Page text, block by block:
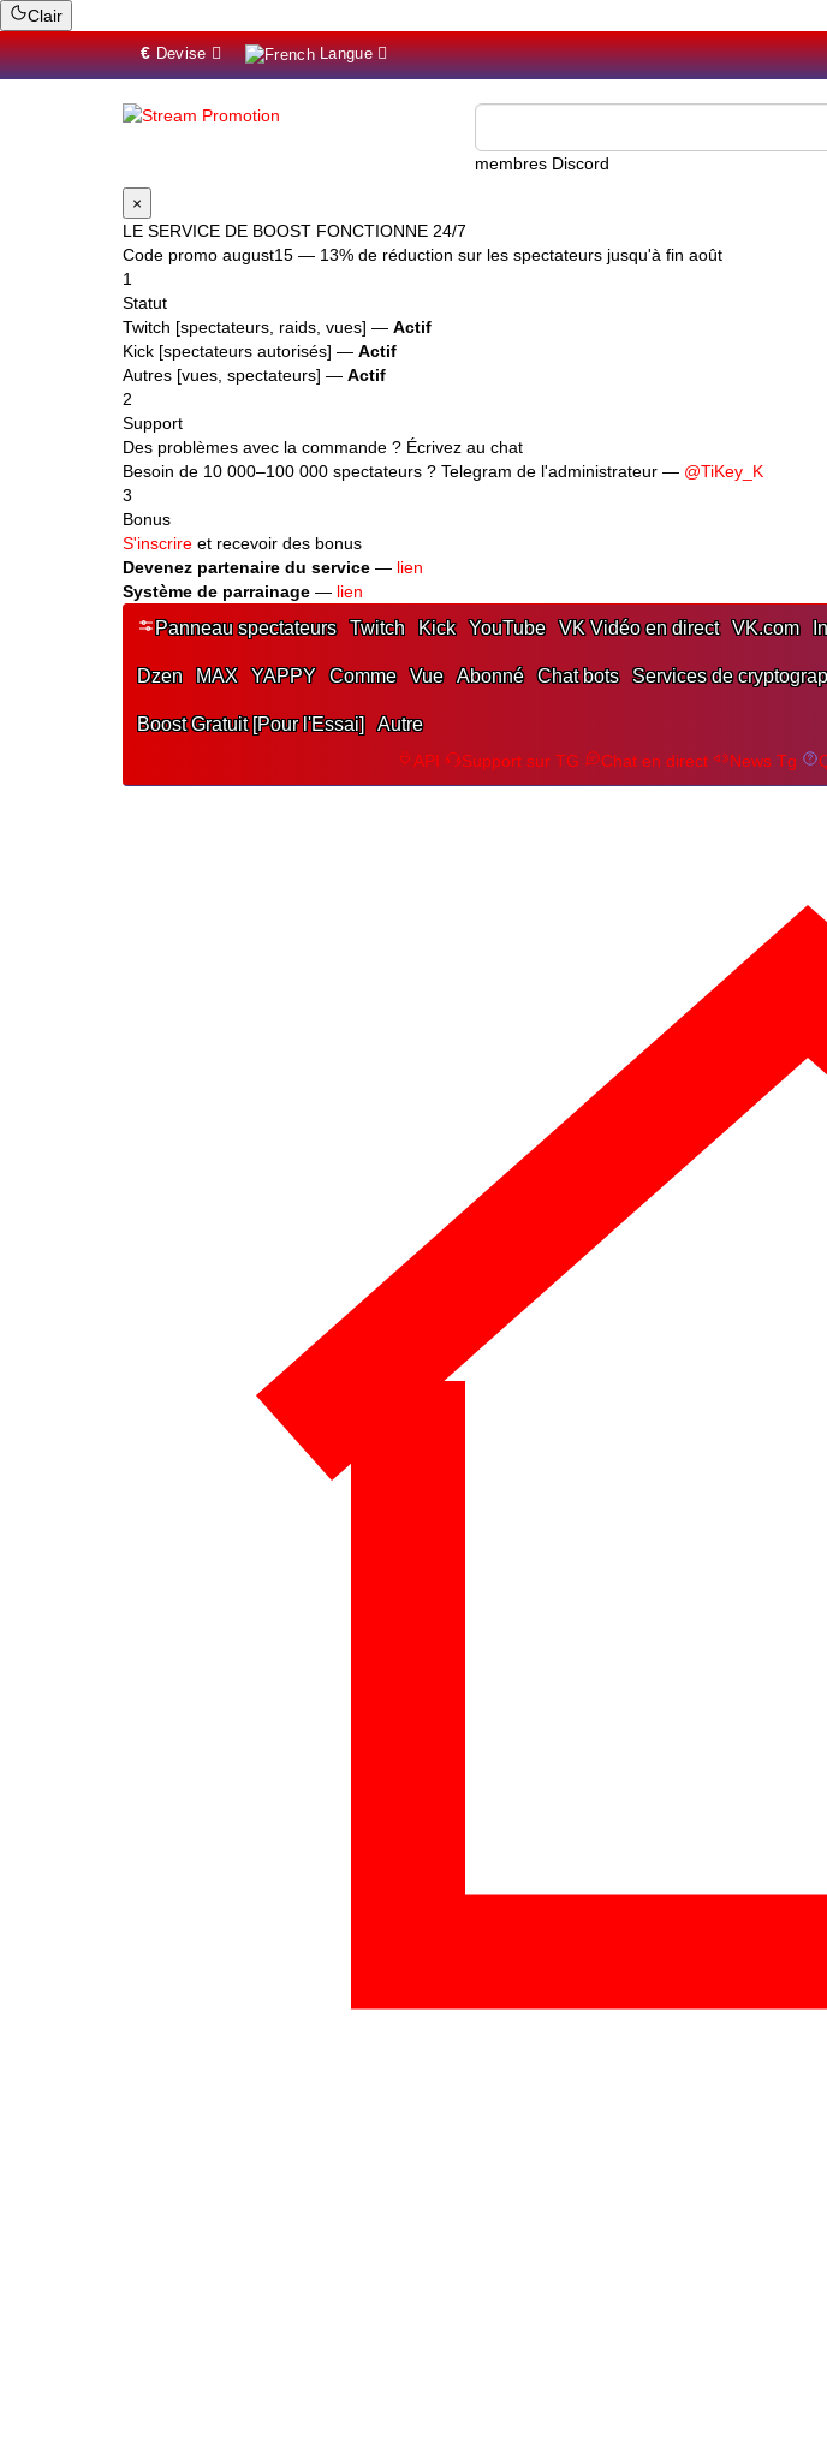
Clair
€Devise Langue
mem
×
LE SERVICE DE BOOST FONCTIONNE 24/7
Code promo august15 — 13% de réduction sur les spectateurs jusqu'à fin août
1
Statut
Twitch [spectateurs, raids, vues] — Actif
Kick [spectateurs autorisés] — Actif
Autres [vues, spectateurs] — Actif
2
Support
Des problèmes avec la commande ? Écrivez au chat
Besoin de 10 000–100 000 spectateurs ? Telegram de l'administrateur — @TiKey_K
3
Bonus
S'inscrire et recevoir des bonus
Devenez partenaire du service — lien
Système de parrainage — lien
Panneau spectateurs Twitch Kick YouTube VK Vidéo en direct VK.com
Dzen MAX YAPPY Comme Vue Abonné Chat bots Services de
Boost Gratuit [Pour l'Essai] Autre
API Support sur TG Chat en direct News Tg